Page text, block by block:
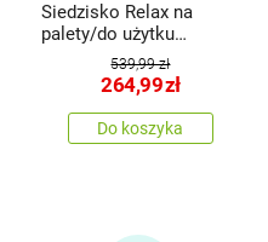
Siedzisko Relax na
palety/do użytku
zewnętrznego
ciemnoszary, 80 x 120
539,99 zł
264,99zł
Do koszyka